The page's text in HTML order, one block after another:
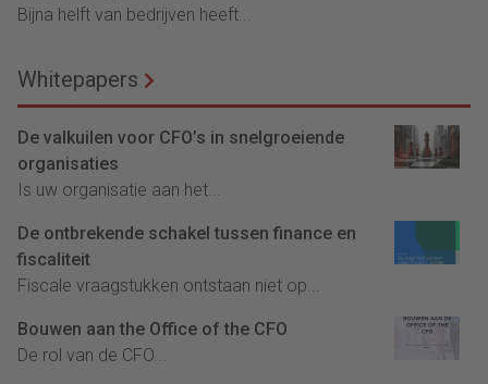
Bijna helft van bedrijven heeft...
Whitepapers
De valkuilen voor CFO’s in snelgroeiende
organisaties
Is uw organisatie aan het...
De ontbrekende schakel tussen finance en
fiscaliteit
Fiscale vraagstukken ontstaan niet op...
Bouwen aan the Office of the CFO
De rol van de CFO...